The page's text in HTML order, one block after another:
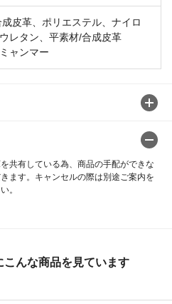
皮革、ポリエステル、ナイロ
レタン、平素材/合成皮革
ャンマー
共有している為、商品の手配ができな
ます。キャンセルの際は別途ご案内を
。
こんな商品を見ています